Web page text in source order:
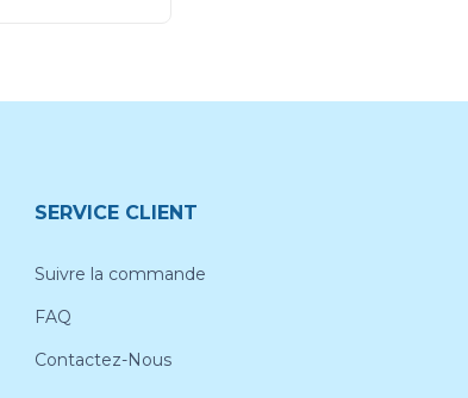
SERVICE CLIENT
Suivre la commande
FAQ
Contactez-Nous